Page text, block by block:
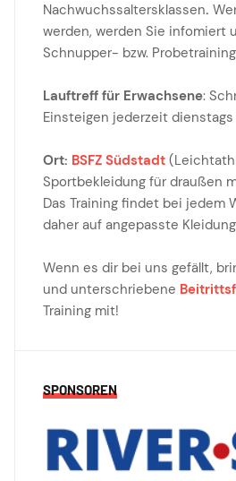
Nachwuchssaltersklassen.
werden, werden Sie infomiert
Schnupper- bzw.
Lauftreff für Erwachsene:
Einsteigen jederzeit dienstags
Ort: BSFZ Südstadt
Sportbekleidung für draußen
Das Training findet bei jedem
daher auf angepasste
Wenn es dir bei uns gefällt,
und unterschriebene
Training mit!
SPONSOREN